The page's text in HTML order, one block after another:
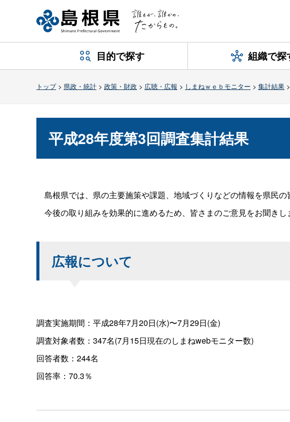
目的で探す 組織で探
トップ> 県政・統計 > 政策・財政 > 広聴・広報 > しまねｗｅｂモニター > 集計結果 >
平成28年度第3回調査集計結果
島根県では、県の主要施策や課題、地域づくりなどの情報を県民
今後の取り組みを効果的に進めるため、皆さまのご意見をお聞きし
広報について
調査実施期間：平成28年7月20日(水)〜7月29日(金)
調査対象者数：347名(7月15日現在のしまねwebモニター数)
回答者数：244名
回答率：70.3％